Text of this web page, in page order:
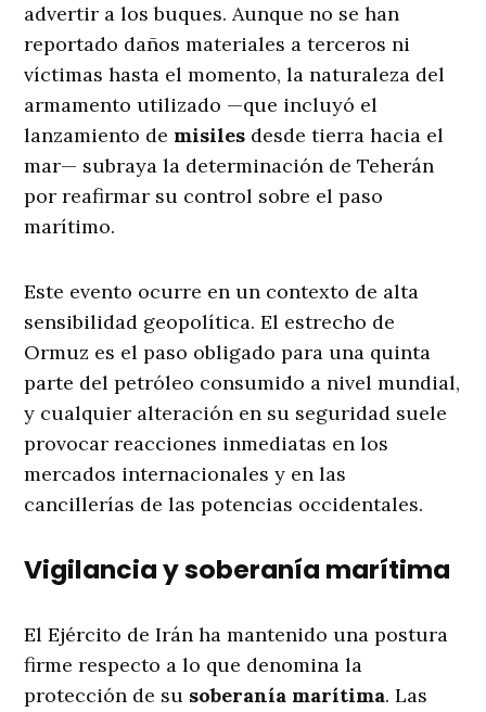
advertir a los buques. Aunque no se han
reportado daños materiales a terceros ni
víctimas hasta el momento, la naturaleza del
armamento utilizado —que incluyó el
lanzamiento de misiles desde tierra hacia el
mar— subraya la determinación de Teherán
por reafirmar su control sobre el paso
marítimo.
Este evento ocurre en un contexto de alta
sensibilidad geopolítica. El estrecho de
Ormuz es el paso obligado para una quinta
parte del petróleo consumido a nivel mundial,
y cualquier alteración en su seguridad suele
provocar reacciones inmediatas en los
mercados internacionales y en las
cancillerías de las potencias occidentales.
Vigilancia y soberanía marítima
El Ejército de Irán ha mantenido una postura
firme respecto a lo que denomina la
protección de su soberanía marítima. Las